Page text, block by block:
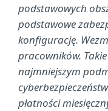
podstawowych
podstawowe
konfigurację.
pracowników.
najmniejszym
płatności